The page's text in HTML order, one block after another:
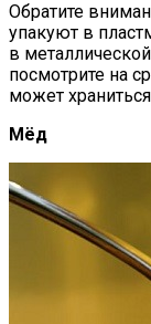
Обратите
упакуют в
в
посмотрите на
может
Мёд